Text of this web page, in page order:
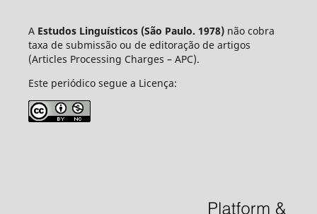
A Estudos Linguísticos (São Paulo. 1978)não cobra
taxa de submissão ou de editoração de artigos
(Articles Processing Charges – APC).
Este periódico segue a Licença: